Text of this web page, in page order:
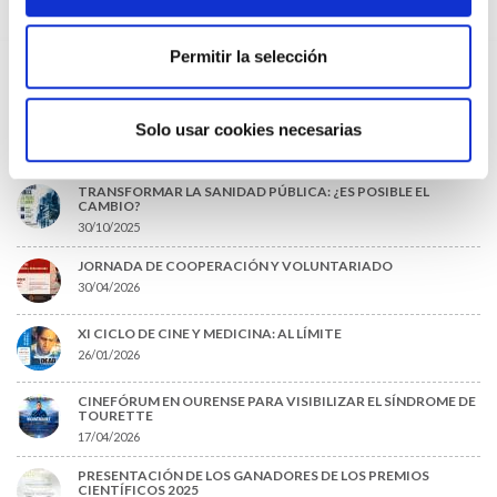
Permitir la selección
Solo usar cookies necesarias
EVENTOS RECIENTES
CELEBRA SU 125 ANIVERSARIO
MICROBIÓMICA: CLICKBAITS O CIENCIA APLICADA
TRANSFORMAR LA SANIDAD PÚBLICA: ¿ES POSIBLE EL
CAMBIO?
30/10/2025
JORNADA DE COOPERACIÓN Y VOLUNTARIADO
30/04/2026
XI CICLO DE CINE Y MEDICINA: AL LÍMITE
26/01/2026
CINEFÓRUM EN OURENSE PARA VISIBILIZAR EL SÍNDROME DE
TOURETTE
17/04/2026
PRESENTACIÓN DE LOS GANADORES DE LOS PREMIOS
CIENTÍFICOS 2025